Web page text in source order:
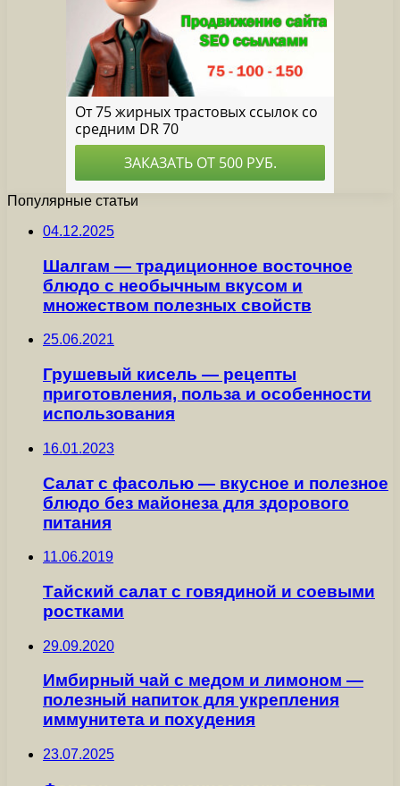
Популярные статьи
04.12.2025
Шалгам — традиционное восточное
блюдо с необычным вкусом и
множеством полезных свойств
25.06.2021
Грушевый кисель — рецепты
приготовления, польза и особенности
использования
16.01.2023
Салат с фасолью — вкусное и полезное
блюдо без майонеза для здорового
питания
11.06.2019
Тайский салат с говядиной и соевыми
ростками
29.09.2020
Имбирный чай с медом и лимоном —
полезный напиток для укрепления
иммунитета и похудения
23.07.2025